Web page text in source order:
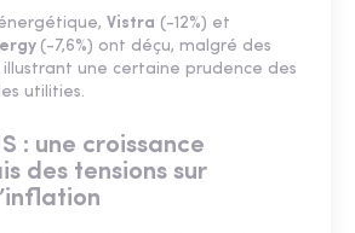
Vistra (-12%) et
(-7,6%) ont déçu, malgré des
illustrant une certaine prudence des
utilities.
: une croissance
des tensions sur